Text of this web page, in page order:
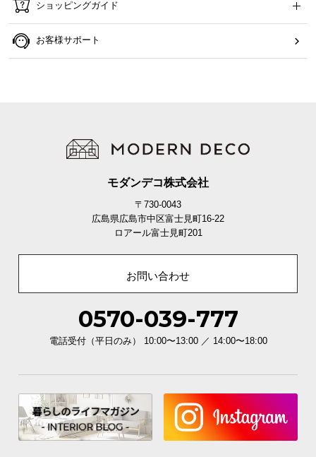
ショッピングガイド
お客様サポート
モダンデコ株式会社
〒730-0043
広島県広島市中区富士見町16-22
ロアール富士見町201
お問い合わせ
0570-039-777
電話受付（平日のみ） 10:00〜13:00 ／ 14:00〜18:00